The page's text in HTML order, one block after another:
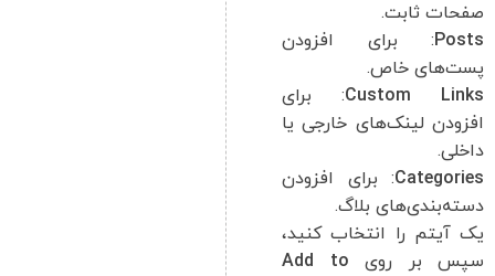
صفحات ثابت.
Posts: برای افزودن
پست‌های خاص.
Custom Links: برای
افزودن لینک‌های خارجی یا
داخلی.
Categories: برای افزودن
دسته‌بندی‌های بلاگ.
یک آیتم را انتخاب کنید،
سپس بر روی Add to